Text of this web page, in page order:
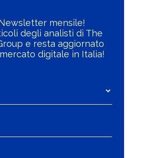
mensile!
degli analisti di The
e resta aggiornato
digitale in Italia!